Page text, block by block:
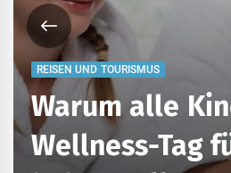
REISEN UND TOURISMUS
Warum alle
Wellness-Tag